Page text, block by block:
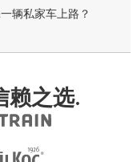
辆私家车上路？
赖之选.